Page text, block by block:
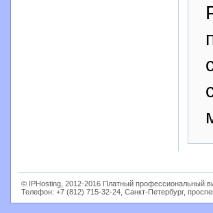
© IPHosting, 2012-2016 Платный профессиональный
Телефон: +7 (812) 715-32-24, Санкт-Петербург,